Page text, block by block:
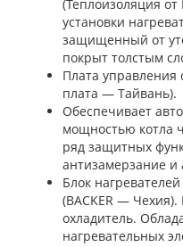
(Теплоизоляция от
установки
защищенный от
покрыт толстым
Плата управления
плата — Тайвань).
Обеспечивает
мощностью котла
ряд защитных
антизамерзание и
Блок
(BACKER —
охладитель.
нагревательных